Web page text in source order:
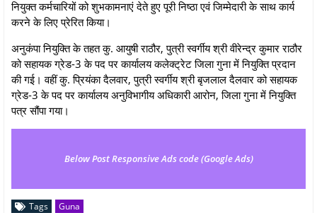
नियुक्त कर्मचारियों को शुभकामनाएं देते हुए पूरी निष्ठा एवं जिम्मेदारी के साथ कार्य
करने के लिए प्रेरित किया।
अनुकंपा नियुक्ति के तहत कु. आयुषी राठौर, पुत्री स्वर्गीय श्री वीरेन्द्र कुमार राठौर
को सहायक ग्रेड-3 के पद पर कार्यालय कलेक्ट्रेट जिला गुना में नियुक्ति प्रदान
की गई। वहीं कु. प्रियंका दैलवार, पुत्री स्वर्गीय श्री बृजलाल दैलवार को सहायक
ग्रेड-3 के पद पर कार्यालय अनुविभागीय अधिकारी आरोन, जिला गुना में नियुक्ति
पत्र सौंपा गया।
Below Post Responsive Ads code (Google Ads)
Tags Guna